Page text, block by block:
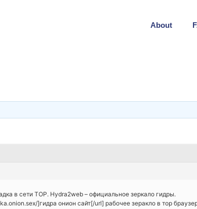
About
в сети ТОР. Hydra2web – официальное зеркало гидры.
]гидра онион сайт[/url] рабочее зеракло в тор